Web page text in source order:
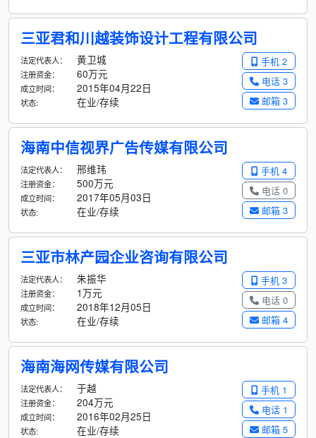
三亚君和川越装饰设计工程有限公司
手机 2
电话 3
邮箱 3
法定代表人： 黄卫城
注册资金： 60万元
成立时间： 2015年04月22日
状态: 在业/存续
海南中信视界广告传媒有限公司
手机 4
电话 0
邮箱 3
法定代表人： 邢维玮
注册资金： 500万元
成立时间： 2017年05月03日
状态: 在业/存续
三亚市林产园企业咨询有限公司
手机 3
电话 0
邮箱 4
法定代表人： 朱振华
注册资金： 1万元
成立时间： 2018年12月05日
状态: 在业/存续
海南海网传媒有限公司
手机 1
电话 1
邮箱 5
法定代表人： 于越
注册资金： 204万元
成立时间： 2016年02月25日
状态: 在业/存续